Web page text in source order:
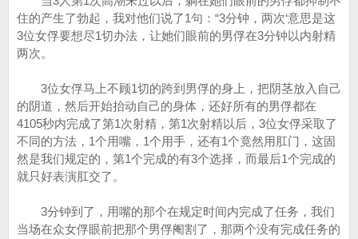
住的产生了勃起，我对他们说了1句：“3分钟，两次‘意思是这
3位女俘要想尽1切办法，让她们眼前的男俘在3分钟以内射精
两次。
3位女俘马上不顾1切的跨到男俘的身上，把阴茎放入自己
的阴道，然后开始抬动自己的身体，还好所有的男俘都在
4105秒内完成了第1次射精，第1次射精以后，3位女俘采取了
不同的方法，1个用嘴，1个用手，还有1个竟然用肛门，这固
然是我们规定的，第1个完成的有3个选择，而最后1个完成的
就只好表演肛交了。
3分钟到了，用嘴的那个在规定时间内完成了任务，我们
当场在众女俘眼前把那个男俘阉割了，那两个没有完成任务的